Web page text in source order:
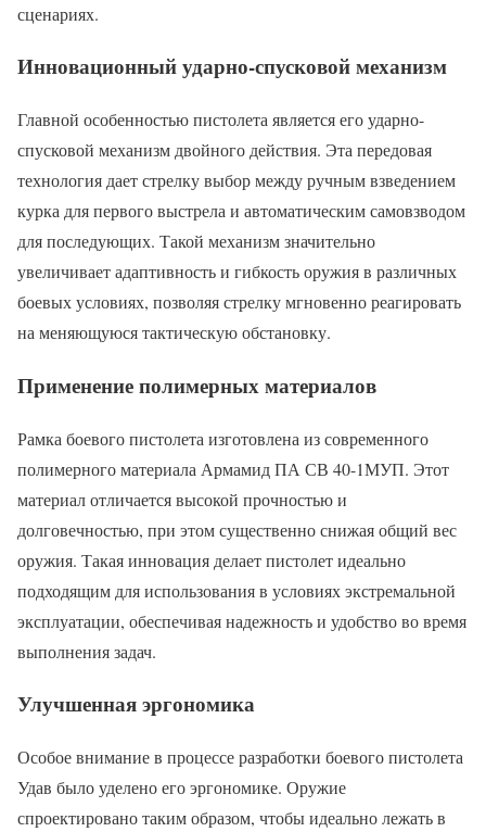
сценариях.
Инновационный ударно-спусковой механизм
Главной особенностью пистолета является его ударно-
спусковой механизм двойного действия. Эта передовая
технология дает стрелку выбор между ручным взведением
курка для первого выстрела и автоматическим самовзводом
для последующих. Такой механизм значительно
увеличивает адаптивность и гибкость оружия в различных
боевых условиях, позволяя стрелку мгновенно реагировать
на меняющуюся тактическую обстановку.
Применение полимерных материалов
Рамка боевого пистолета изготовлена из современного
полимерного материала Армамид ПА СВ 40-1МУП. Этот
материал отличается высокой прочностью и
долговечностью, при этом существенно снижая общий вес
оружия. Такая инновация делает пистолет идеально
подходящим для использования в условиях экстремальной
эксплуатации, обеспечивая надежность и удобство во время
выполнения задач.
Улучшенная эргономика
Особое внимание в процессе разработки боевого пистолета
Удав было уделено его эргономике. Оружие
спроектировано таким образом, чтобы идеально лежать в